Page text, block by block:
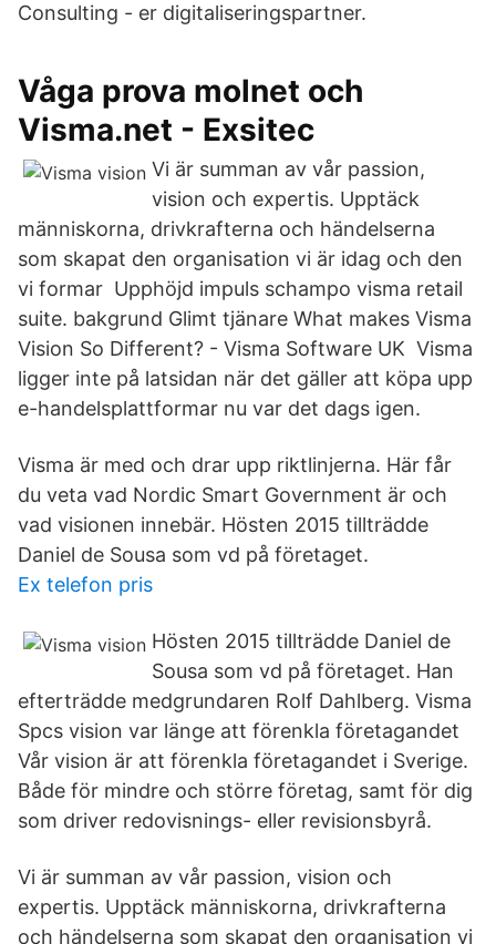
Consulting - er digitaliseringspartner.
Våga prova molnet och
Visma.net - Exsitec
Vi är summan av vår passion,
vision och expertis. Upptäck
människorna, drivkrafterna och händelserna
som skapat den organisation vi är idag och den
vi formar Upphöjd impuls schampo visma retail
suite. bakgrund Glimt tjänare What makes Visma
Vision So Different? - Visma Software UK Visma
ligger inte på latsidan när det gäller att köpa upp
e-handelsplattformar nu var det dags igen.
Visma är med och drar upp riktlinjerna. Här får
du veta vad Nordic Smart Government är och
vad visionen innebär. Hösten 2015 tillträdde
Daniel de Sousa som vd på företaget.
Ex telefon pris
Hösten 2015 tillträdde Daniel de
Sousa som vd på företaget. Han
efterträdde medgrundaren Rolf Dahlberg. Visma
Spcs vision var länge att förenkla företagandet
Vår vision är att förenkla företagandet i Sverige.
Både för mindre och större företag, samt för dig
som driver redovisnings- eller revisionsbyrå.
Vi är summan av vår passion, vision och
expertis. Upptäck människorna, drivkrafterna
och händelserna som skapat den organisation vi